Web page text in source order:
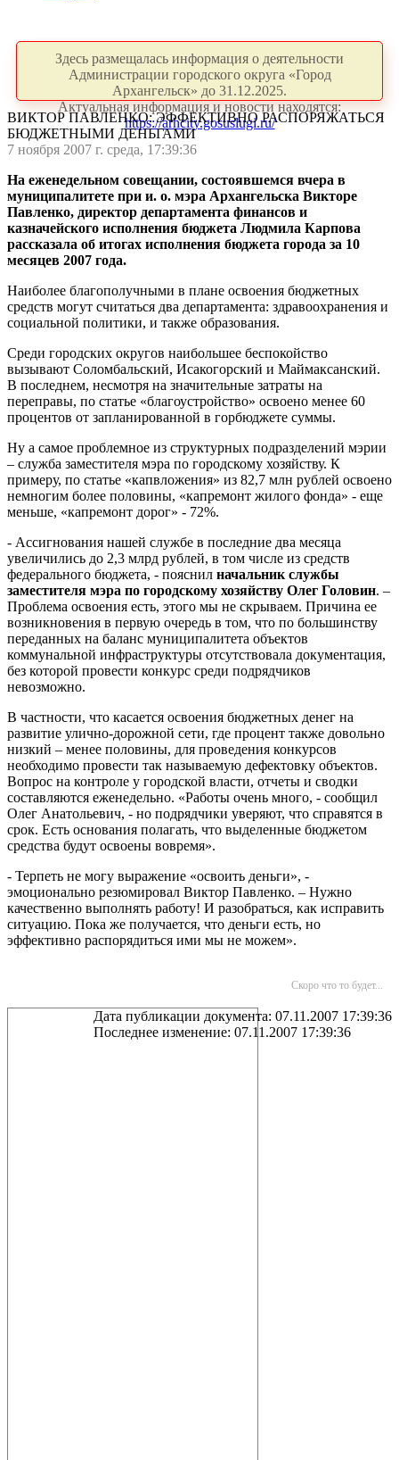
Здесь размещалась информация о деятельности
Администрации городского округа «Город
Архангельск» до 31.12.2025.
Актуальная информация и новости находятся:
https://arhcity.gosuslugi.ru/
ВИКТОР ПАВЛЕНКО: ЭФФЕКТИВНО РАСПОРЯЖАТЬСЯ
БЮДЖЕТНЫМИ ДЕНЬГАМИ
7 ноября 2007 г. среда, 17:39:36
На еженедельном совещании, состоявшемся вчера в
муниципалитете при и. о. мэра Архангельска Викторе
Павленко, директор департамента финансов и
казначейского исполнения бюджета Людмила Карпова
рассказала об итогах исполнения бюджета города за 10
месяцев 2007 года.
Наиболее благополучными в плане освоения бюджетных
средств могут считаться два департамента: здравоохранения и
социальной политики, и также образования.
Среди городских округов наибольшее беспокойство
вызывают Соломбальский, Исакогорский и Маймаксанский.
В последнем, несмотря на значительные затраты на
переправы, по статье «благоустройство» освоено менее 60
процентов от запланированной в горбюджете суммы.
Ну а самое проблемное из структурных подразделений мэрии
– служба заместителя мэра по городскому хозяйству. К
примеру, по статье «капвложения» из 82,7 млн рублей освоено
немногим более половины, «капремонт жилого фонда» - еще
меньше, «капремонт дорог» - 72%.
- Ассигнования нашей службе в последние два месяца
увеличились до 2,3 млрд рублей, в том числе из средств
федерального бюджета, - пояснил начальник службы
заместителя мэра по городскому хозяйству Олег Головин. –
Проблема освоения есть, этого мы не скрываем. Причина ее
возникновения в первую очередь в том, что по большинству
переданных на баланс муниципалитета объектов
коммунальной инфраструктуры отсутствовала документация,
без которой провести конкурс среди подрядчиков
невозможно.
В частности, что касается освоения бюджетных денег на
развитие улично-дорожной сети, где процент также довольно
низкий – менее половины, для проведения конкурсов
необходимо провести так называемую дефектовку объектов.
Вопрос на контроле у городской власти, отчеты и сводки
составляются еженедельно. «Работы очень много, - сообщил
Олег Анатольевич, - но подрядчики уверяют, что справятся в
срок. Есть основания полагать, что выделенные бюджетом
средства будут освоены вовремя».
- Терпеть не могу выражение «освоить деньги», -
эмоционально резюмировал Виктор Павленко. – Нужно
качественно выполнять работу! И разобраться, как исправить
ситуацию. Пока же получается, что деньги есть, но
эффективно распорядиться ими мы не можем».
Скоро что то будет...
Дата публикации документа: 07.11.2007 17:39:36
Последнее изменение: 07.11.2007 17:39:36